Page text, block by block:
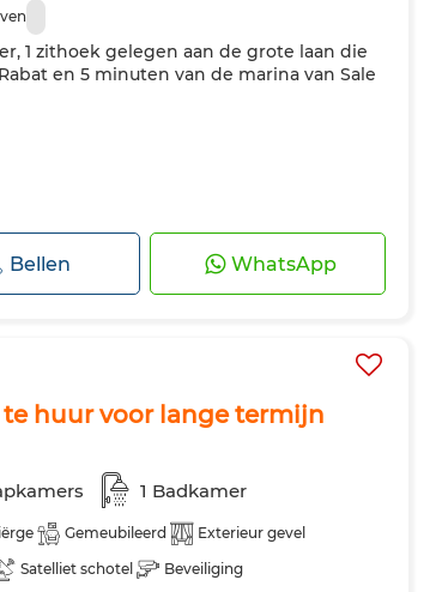
1 zithoek gelegen aan de grote laan die
en 5 minuten van de marina van Sale
Bellen WhatsApp
huur voor lange termijn
1 Badkamer
Gemeubileerd
Exterieur gevel
Satelliet schotel
Beveiliging